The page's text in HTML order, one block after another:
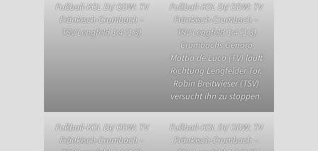
Fußball-KOL DI/ ODW: TV
Fränkisch-Crumbach –
TSV Lengfeld 1:4 (1:3)
Fußball-KOL DI/ ODW: TV
Fränkisch-Crumbach –
TSV Lengfeld 1:4 (1:3)
Crumbachs Genaro
Mattia de Luca (TV) läuft
Richtung Lengfelder Tor.
Robin Breitwieser (TSV)
versucht ihn zu stoppen.
Fußball-KOL DI/ ODW: TV
Fränkisch-Crumbach –
Fußball-KOL DI/ ODW: TV
Fränkisch-Crumbach –